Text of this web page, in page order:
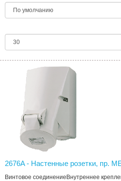
2676A - Настенные розетки, пр.
Винтовое соединениеВнутреннее